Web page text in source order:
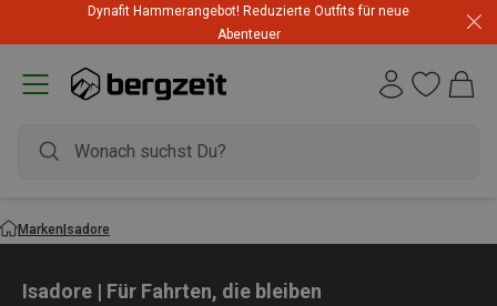
Dynafit Hammerangebot! Reduzierte Outfits für neue
Abenteuer
MarkenIsadore
Isadore | Für Fahrten, die bleiben